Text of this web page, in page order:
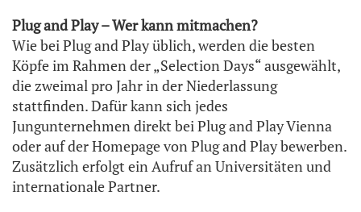
Plug and Play – Wer kann mitmachen?
Wie bei Plug and Play üblich, werden die besten
Köpfe im Rahmen der „Selection Days“ ausgewählt,
die zweimal pro Jahr in der Niederlassung
stattfinden. Dafür kann sich jedes
Jungunternehmen direkt bei Plug and Play Vienna
oder auf der Homepage von Plug and Play bewerben.
Zusätzlich erfolgt ein Aufruf an Universitäten und
internationale Partner.